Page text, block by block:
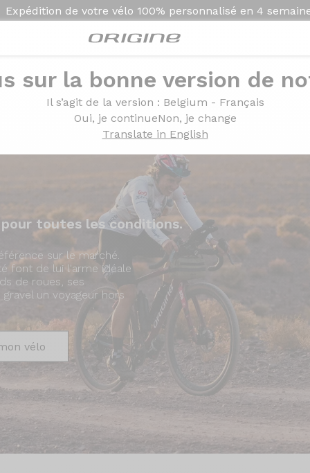
Expédition de votre vélo 100% personnalisé en 4
sur la bonne version de
Il s’agit de la version : Belgium - Français
Oui, je continueNon, je change
Translate in English
Présentation Modèles
toutes les conditions.
sur le marché.
font de lui l'arme idéale
de roues, ses
un voyageur hors
vélo